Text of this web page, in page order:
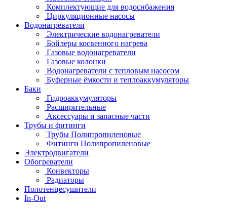
Комплектующие для водоснбажения
Циркуляционные насосы
Водонагреватели
Электрические водонагреватели
Бойлеры косвенного нагрева
Газовые водонагреватели
Газовые колонки
Водонагреватели с тепловым насосом
Буферные ёмкости и теплоаккумуляторы
Баки
Гидроаккумуляторы
Расширительные
Аксессуары и запасные части
Трубы и фитинги
Трубы Полипропиленовые
Фитинги Полипропиленовые
Электродвигатели
Обогреватели
Конвекторы
Радиаторы
Полотенцесушители
In-Out